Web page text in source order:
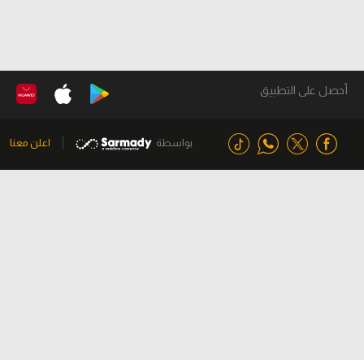
أحصل على التطبيق
بواسطة اعلن معنا